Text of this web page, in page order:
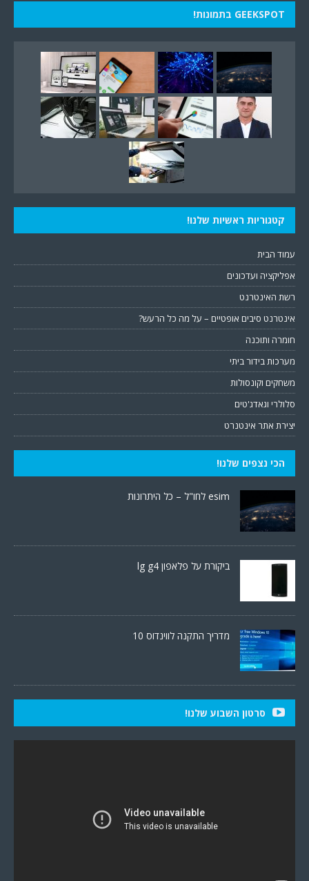
GEEKSPOT בתמונות!
קטגוריות ראשיות שלנו!
עמוד הבית
אפליקציה ועדכונים
רשת האינטרנט
אינטרנט סיבים אופטיים – על מה כל הרעש?
חומרה ותוכנה
מערכות בידור ביתי
משחקים וקונסולות
סלולרי וגאדג'טים
יצירת אתר אינטנרט
הכי נצפים שלנו!
esim לחו"ל – כל היתרונות
ביקורת על פלאפון lg g4
מדריך התקנה לווינדוס 10
סרטון השבוע שלנו!